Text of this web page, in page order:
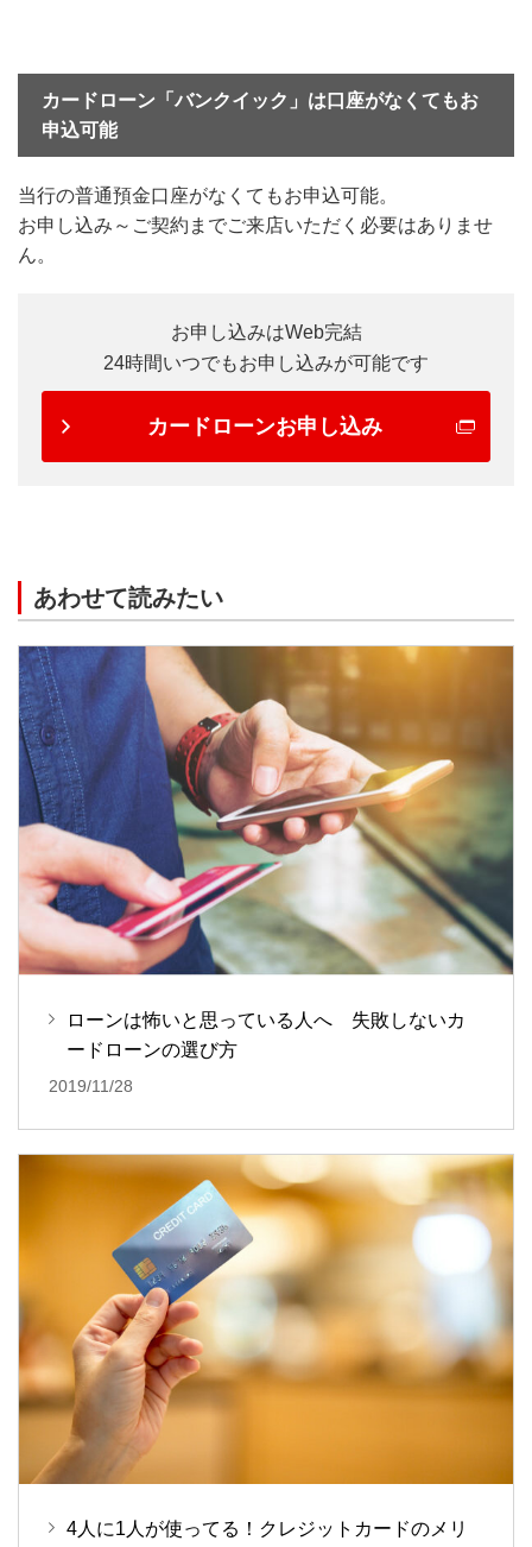
カードローン「バンクイック」は口座がなくてもお
申込可能
当行の普通預金口座がなくてもお申込可能。
お申し込み～ご契約までご来店いただく必要はありませ
ん。
お申し込みはWeb完結
24時間いつでもお申し込みが可能です
カードローンお申し込み
あわせて読みたい
ローンは怖いと思っている人へ 失敗しないカ
ードローンの選び方
2019/11/28
4人に1人が使ってる！クレジットカードのメリ